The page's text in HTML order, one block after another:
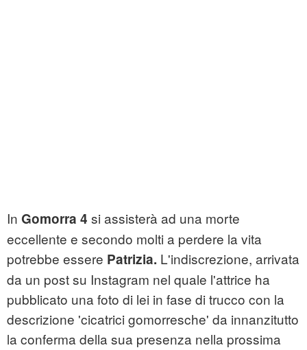
In Gomorra 4 si assisterà ad una morte
eccellente e secondo molti a perdere la vita
potrebbe essere Patrizia. L'indiscrezione, arrivata
da un post su Instagram nel quale l'attrice ha
pubblicato una foto di lei in fase di trucco con la
descrizione 'cicatrici gomorresche' da innanzitutto
la conferma della sua presenza nella prossima